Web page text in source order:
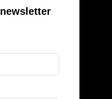
newsletter